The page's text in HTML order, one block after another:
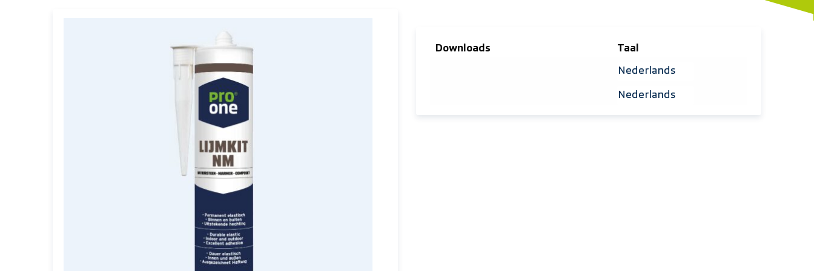
Downloads
Taal
Selecteer taal
Selecteer taal